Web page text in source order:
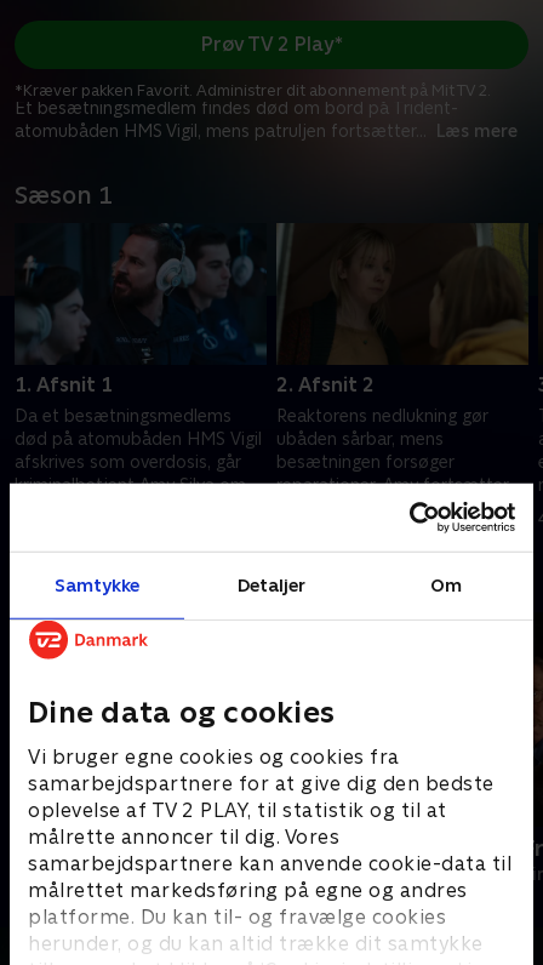
Samtykke Detaljer Om
Dine data og cookies
Vi bruger egne cookies og cookies fra
samarbejdspartnere for at give dig den bedste
oplevelse af TV 2 PLAY, til statistik og til at
målrette annoncer til dig. Vores
samarbejdspartnere kan anvende cookie-data til
målrettet markedsføring på egne og andres
platforme. Du kan til- og fravælge cookies
herunder, og du kan altid trække dit samtykke
Et besætningsmedlem findes død om bord på Trident-
atomubåden HMS Vigil, mens patruljen fortsætter... Læs mere
Prøv TV 2 Play*
*Kræver pakken Favorit. Administrer dit abonnement på Mit TV 2.
Sæson 1
1. Afsnit 1
Da et besætningsmedlems
død på atomubåden HMS Vigil
afskrives som overdosis, går
kriminalbetjent Amy Silva om
2. Afsnit 2
Reaktorens nedlukning gør
ubåden sårbar, mens
besætningen forsøger
reparationer. Amy fortsætter
sin efterforskning, og Kirstens
spor ender i tragedie.
4. marts 2026 • 56 min
Andre så også
DNA
Krimi & Spænding • 2 sæsoner
En sag for
Krimi &